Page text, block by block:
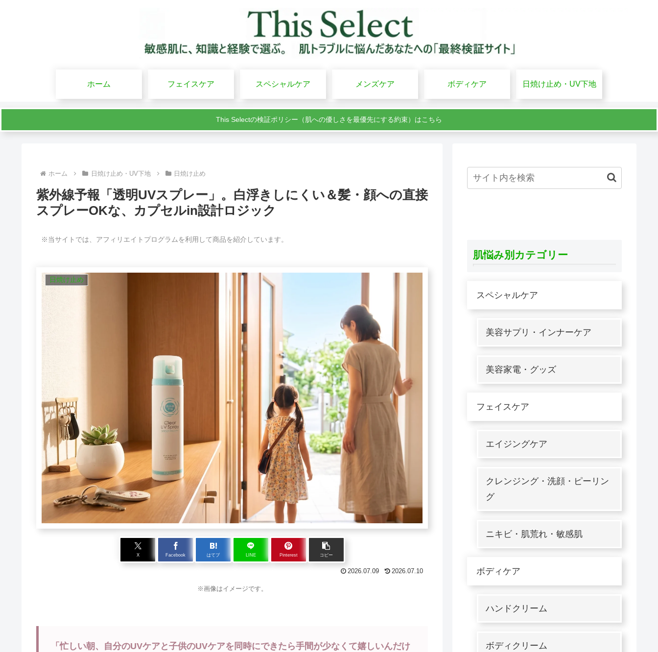
ホーム フェイスケア スペシャルケア メンズケア ボディケア 日焼け止め・UV下地
This Selectの検証ポリシー（肌への優しさを最優先にする約束）はこちら
ホーム 日焼け止め・UV下地 日焼け止め
紫外線予報「透明UVスプレー」。白浮きしにくい＆髪・顔への直接
スプレーOKな、カプセルin設計ロジック
※当サイトでは、アフィリエイトプログラムを利用して商品を紹介しています。
日焼け止め
X Facebook はてブ LINE Pinterest コピー
2026.07.09 2026.07.10
※画像はイメージです。
「忙しい朝、自分のUVケアと子供のUVケアを同時にできたら手間が少なくて嬉しいんだけ
肌悩み別カテゴリー
スペシャルケア
美容サプリ・インナーケア
美容家電・グッズ
フェイスケア
エイジングケア
クレンジング・洗顔・ピーリン
グ
ニキビ・肌荒れ・敏感肌
ボディケア
ハンドクリーム
ボディクリーム